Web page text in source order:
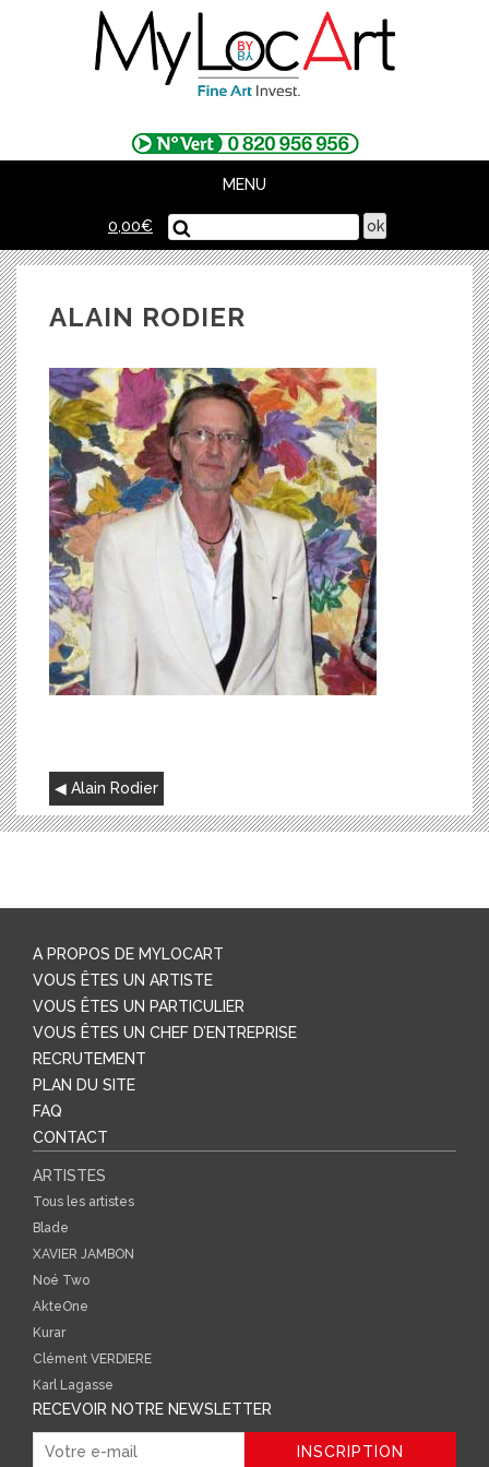
MENU
0,00€
ALAIN RODIER
NAVIGATION
DE
L’ARTICLE
Alain Rodier
A PROPOS DE MYLOCART
VOUS ÊTES UN ARTISTE
VOUS ÊTES UN PARTICULIER
VOUS ÊTES UN CHEF D’ENTREPRISE
RECRUTEMENT
PLAN DU SITE
FAQ
CONTACT
ARTISTES
Tous les artistes
Blade
XAVIER JAMBON
Noé Two
AkteOne
Kurar
Clément VERDIERE
Karl Lagasse
RECEVOIR NOTRE NEWSLETTER